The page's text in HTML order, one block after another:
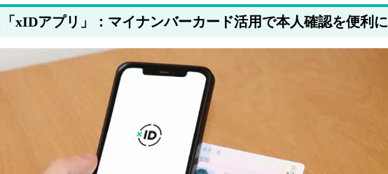
xIDアプリ」：マイナンバーカード活用で本人確認を便利に